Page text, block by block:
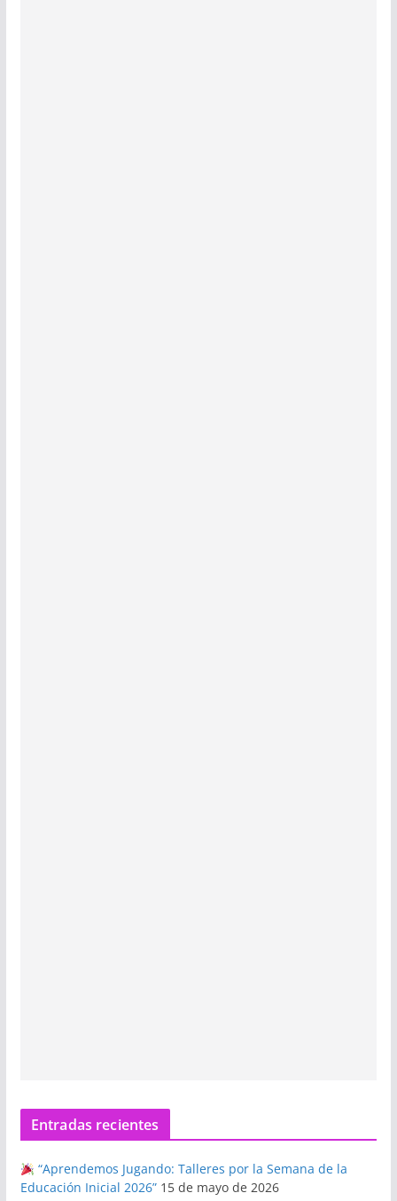
Entradas recientes
“Aprendemos Jugando: Talleres por la Semana de la
Educación Inicial 2026” 15 de mayo de 2026